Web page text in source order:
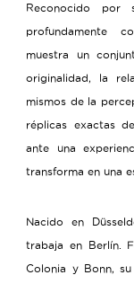
Reconocido por
profundamente
muestra un
originalidad, la
mismos de la
réplicas exactas
ante una
transforma en una
Nacido en
trabaja en Berlín.
Colonia y Bonn,